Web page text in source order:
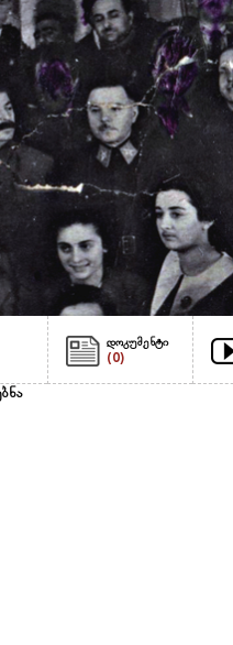
დოკუმენტი
(0)